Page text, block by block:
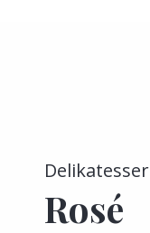
Delikatesser
Rosé